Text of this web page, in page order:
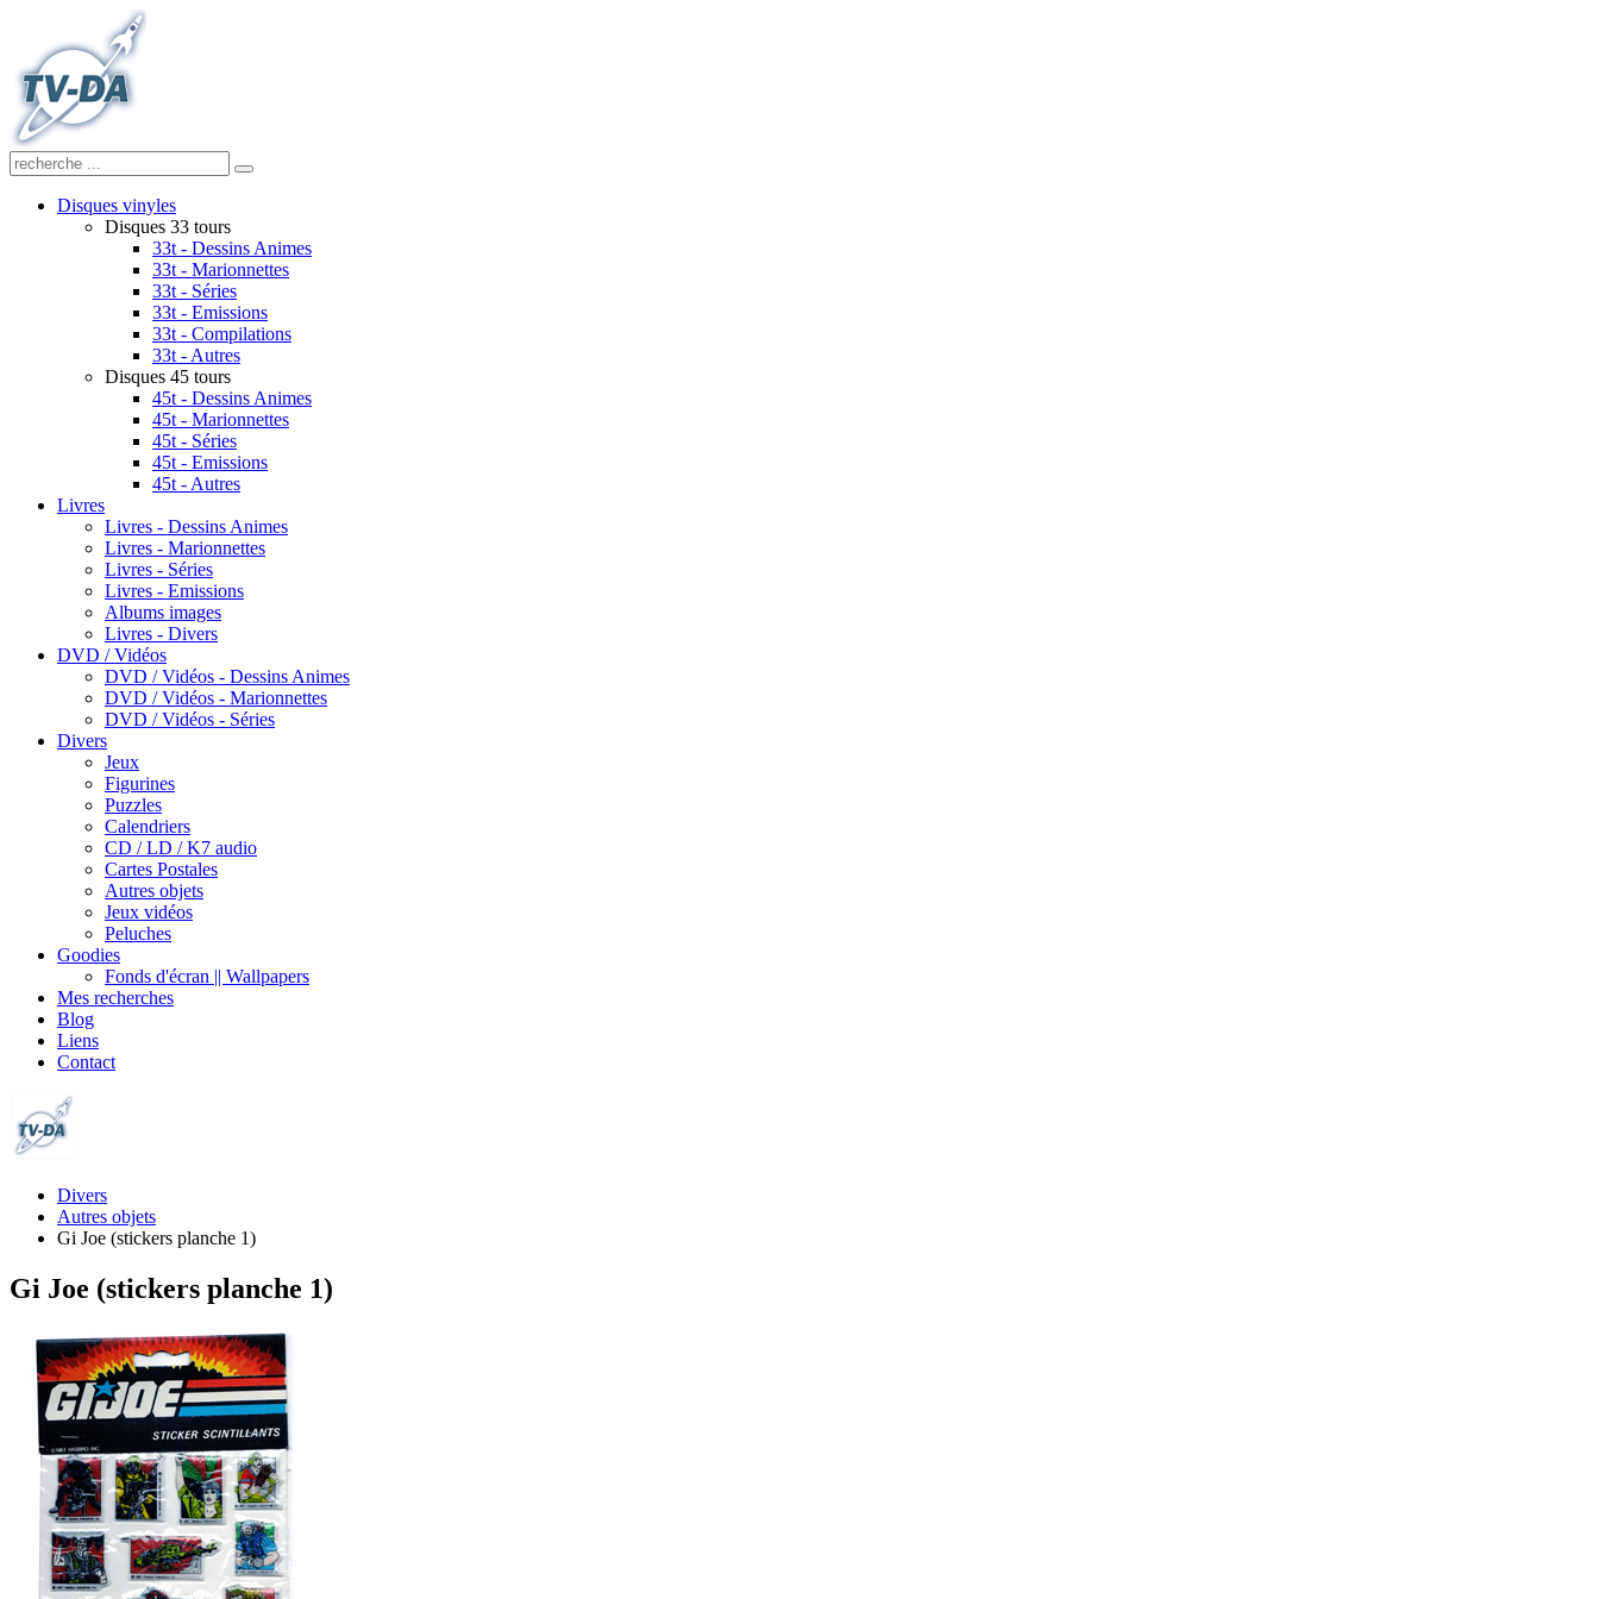
Disques vinyles
Disques 33 tours
33t - Dessins Animes
33t - Marionnettes
33t - Séries
33t - Emissions
33t - Compilations
33t - Autres
Disques 45 tours
45t - Dessins Animes
45t - Marionnettes
45t - Séries
45t - Emissions
45t - Autres
Livres
Livres - Dessins Animes
Livres - Marionnettes
Livres - Séries
Livres - Emissions
Albums images
Livres - Divers
DVD / Vidéos
DVD / Vidéos - Dessins Animes
DVD / Vidéos - Marionnettes
DVD / Vidéos - Séries
Divers
Jeux
Figurines
Puzzles
Calendriers
CD / LD / K7 audio
Cartes Postales
Autres objets
Jeux vidéos
Peluches
Goodies
Fonds d'écran || Wallpapers
Mes recherches
Blog
Liens
Contact
Divers
Autres objets
Gi Joe (stickers planche 1)
Gi Joe (stickers planche 1)